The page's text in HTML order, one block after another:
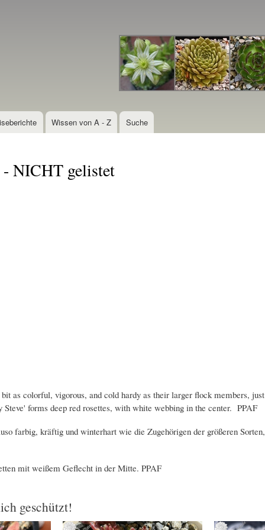
Inhalt
Wissen von A - Z Suche
NICHT gelistet
as colorful, vigorous, and cold hardy as their larger flock members,
forms deep red rosettes, with white webbing in the center. PPAF
farbig, kräftig und winterhart wie die Zugehörigen der größeren
mit weißem Geflecht in der Mitte. PPAF
geschützt!